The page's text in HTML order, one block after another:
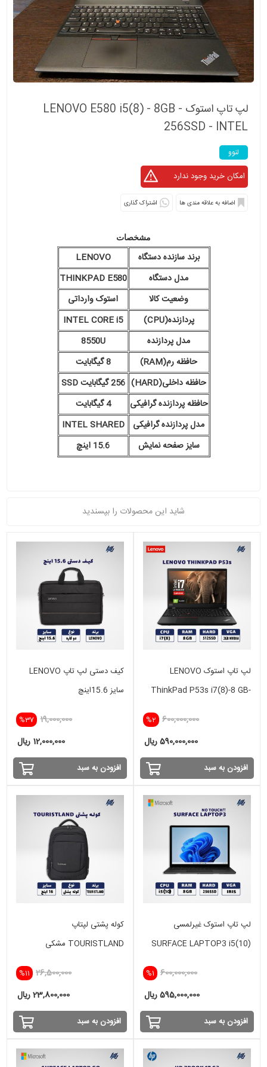
لپ تاپ استوک LENOVO E580 i5(8) - 8GB -
256SSD - INTEL
لنوو
اشتراک گذاری
مشخصات
برند سازنده دستگاه
LENOVO
مدل دستگاه
THINKPAD E580
وضعیت کالا
استوک وارداتی
پردازنده(CPU)
INTEL CORE i5
مدل پردازنده
8550U
حافظه رم(RAM)
8 گیگابایت
حافظه داخلی(HARD)
256 گیگابایت SSD
حافظه پردازنده گرافیکی
4 گیگابایت
مدل پردازنده گرافیکی
INTEL SHARED
سایز صفحه نمایش
15.6 اینچ
شاید این محصولات را بپسندید
لپ تاپ استوک LENOVO
ThinkPad P53s i7(8)-8 GB-
%2 600,000,000
590,000,000 ریال
افزودن به سبد
کیف دستی لپ تاپ LENOVO
سایز 15.6اینچ
%37 19,000,000
12,000,000 ریال
افزودن به سبد
لپ تاپ استوک غیرلمسی
SURFACE LAPTOP3 i5(10)
%1 600,000,000
595,000,000 ریال
افزودن به سبد
کوله پشتی لپتاپ
TOURISTLAND مشکی
%11 26,500,000
23,800,000 ریال
افزودن به سبد